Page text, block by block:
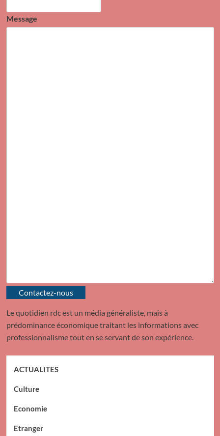
Message
Contactez-nous
Le quotidien rdc est un média généraliste, mais à
prédominance économique traitant les informations avec
professionnalisme tout en se servant de son expérience.
ACTUALITES
Culture
Economie
Etranger